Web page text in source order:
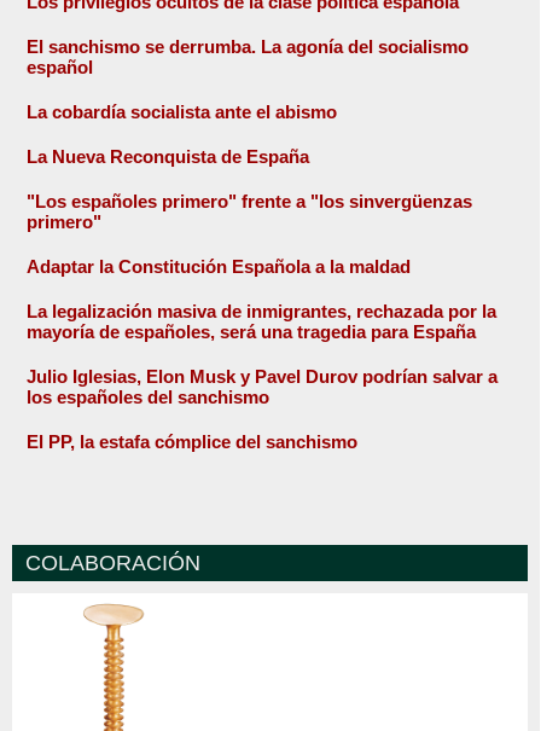
El sanchismo se derrumba. La agonía del socialismo
español
La cobardía socialista ante el abismo
La Nueva Reconquista de España
"Los españoles primero" frente a "los sinvergüenzas
primero"
Adaptar la Constitución Española a la maldad
La legalización masiva de inmigrantes, rechazada por la
mayoría de españoles, será una tragedia para España
Julio Iglesias, Elon Musk y Pavel Durov podrían salvar a
los españoles del sanchismo
El PP, la estafa cómplice del sanchismo
COLABORACIÓN